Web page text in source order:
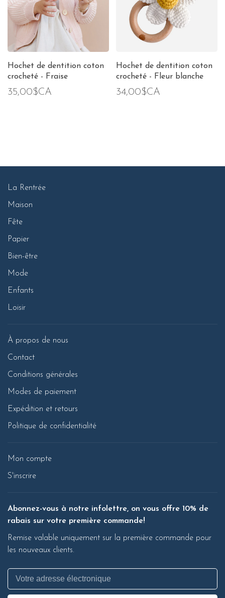
Hochet de dentition coton
crocheté - Fraise
35,00$CA
Hochet de dentition coton
crocheté - Fleur blanche
34,00$CA
La Rentrée
Maison
Fête
Papier
Bien-être
Mode
Enfants
Loisir
À propos de nous
Contact
Conditions générales
Modes de paiement
Expédition et retours
Politique de confidentialité
Mon compte
S'inscrire
Abonnez-vous à notre infolettre, on vous offre 10% de
rabais sur votre première commande!
Remise valable uniquement sur la première commande pour
les nouveaux clients.